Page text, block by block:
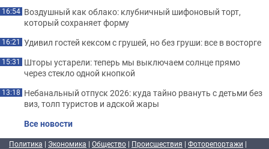
16:54 Воздушный как облако: клубничный шифоновый торт,
который сохраняет форму
16:21 Удивил гостей кексом с грушей, но без груши: все в восторге
15:31 Шторы устарели: теперь мы выключаем солнце прямо
через стекло одной кнопкой
13:18 Небанальный отпуск 2026: куда тайно рвануть с детьми без
виз, толп туристов и адской жары
Все новости
Политика | Экономика | Общество | Происшествия | Фоторепортажи |